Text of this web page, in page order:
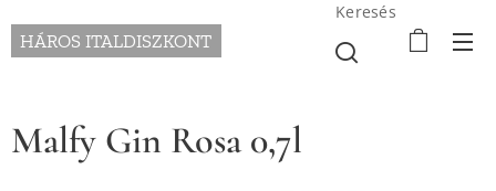
HÁROS ITALDISZKONT
Keresés
Malfy Gin Rosa 0,7l